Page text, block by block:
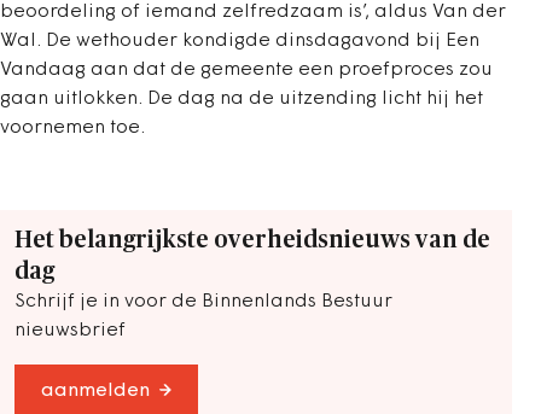
beoordeling of iemand zelfredzaam is’, aldus Van der
Wal. De wethouder kondigde dinsdagavond bij Een
Vandaag aan dat de gemeente een proefproces zou
gaan uitlokken. De dag na de uitzending licht hij het
voornemen toe.
Het belangrijkste overheidsnieuws van de
dag
Schrijf je in voor de Binnenlands Bestuur
nieuwsbrief
aanmelden